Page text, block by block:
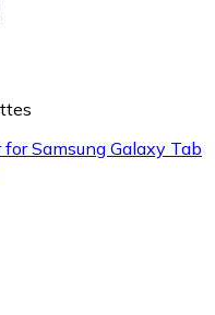
Samsung Galaxy Tab